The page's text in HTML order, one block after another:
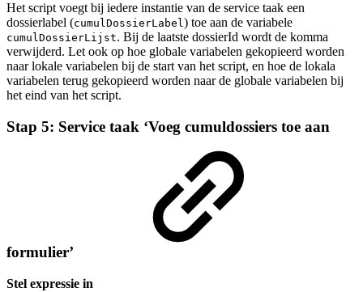
Het script voegt bij iedere instantie van de service taak een
dossierlabel (cumulDossierLabel) toe aan de variabele
cumulDossierLijst. Bij de laatste dossierId wordt de komma
verwijderd. Let ook op hoe globale variabelen gekopieerd worden
naar lokale variabelen bij de start van het script, en hoe de lokala
variabelen terug gekopieerd worden naar de globale variabelen bij
het eind van het script.
Stap 5: Service taak ‘Voeg cumuldossiers toe aan
formulier’
Stel expressie in